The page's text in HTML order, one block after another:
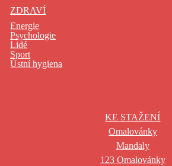
ZDRAVÍ
Energie
Psychologie
Lidé
Sport
Ústní hygiena
KE STAŽENÍ
Omalovánky
Mandaly
123 Omalovánky